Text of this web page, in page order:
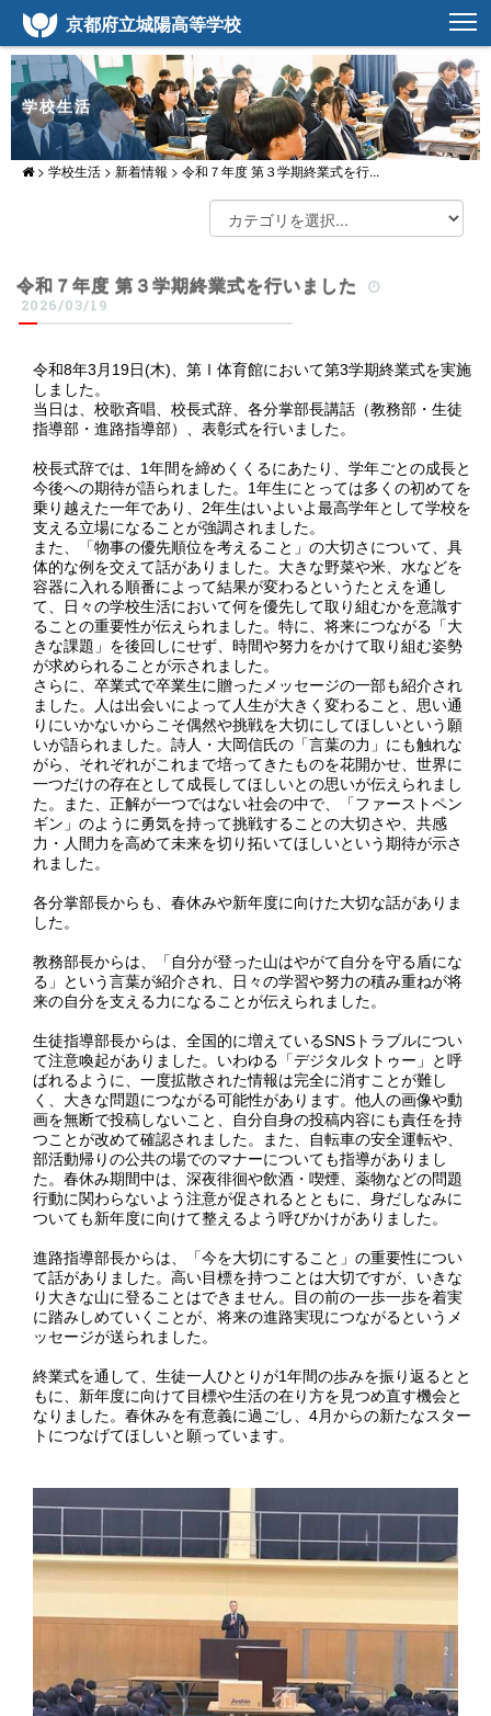
学校生活
> 学校生活 > 新着情報 > 令和７年度 第３学期終業式を行...
令和７年度 第３学期終業式を行いました
2026/03/19
令和8年3月19日(木)、第Ⅰ体育館において第3学期終業式を実施
しました。
当日は、校歌斉唱、校長式辞、各分掌部長講話（教務部・生徒
指導部・進路指導部）、表彰式を行いました。
校長式辞では、1年間を締めくくるにあたり、学年ごとの成長と
今後への期待が語られました。1年生にとっては多くの初めてを
乗り越えた一年であり、2年生はいよいよ最高学年として学校を
支える立場になることが強調されました。
また、「物事の優先順位を考えること」の大切さについて、具
体的な例を交えて話がありました。大きな野菜や米、水などを
容器に入れる順番によって結果が変わるというたとえを通し
て、日々の学校生活において何を優先して取り組むかを意識す
ることの重要性が伝えられました。特に、将来につながる「大
きな課題」を後回しにせず、時間や努力をかけて取り組む姿勢
が求められることが示されました。
さらに、卒業式で卒業生に贈ったメッセージの一部も紹介され
ました。人は出会いによって人生が大きく変わること、思い通
りにいかないからこそ偶然や挑戦を大切にしてほしいという願
いが語られました。詩人・大岡信氏の「言葉の力」にも触れな
がら、それぞれがこれまで培ってきたものを花開かせ、世界に
一つだけの存在として成長してほしいとの思いが伝えられまし
た。また、正解が一つではない社会の中で、「ファーストペン
ギン」のように勇気を持って挑戦することの大切さや、共感
力・人間力を高めて未来を切り拓いてほしいという期待が示さ
れました。
各分掌部長からも、春休みや新年度に向けた大切な話がありま
した。
教務部長からは、「自分が登った山はやがて自分を守る盾にな
る」という言葉が紹介され、日々の学習や努力の積み重ねが将
来の自分を支える力になることが伝えられました。
生徒指導部長からは、全国的に増えているSNSトラブルについ
て注意喚起がありました。いわゆる「デジタルタトゥー」と呼
ばれるように、一度拡散された情報は完全に消すことが難し
く、大きな問題につながる可能性があります。他人の画像や動
画を無断で投稿しないこと、自分自身の投稿内容にも責任を持
つことが改めて確認されました。また、自転車の安全運転や、
部活動帰りの公共の場でのマナーについても指導がありまし
た。春休み期間中は、深夜徘徊や飲酒・喫煙、薬物などの問題
行動に関わらないよう注意が促されるとともに、身だしなみに
ついても新年度に向けて整えるよう呼びかけがありました。
進路指導部長からは、「今を大切にすること」の重要性につい
て話がありました。高い目標を持つことは大切ですが、いきな
り大きな山に登ることはできません。目の前の一歩一歩を着実
に踏みしめていくことが、将来の進路実現につながるというメ
ッセージが送られました。
終業式を通して、生徒一人ひとりが1年間の歩みを振り返るとと
もに、新年度に向けて目標や生活の在り方を見つめ直す機会と
なりました。春休みを有意義に過ごし、4月からの新たなスター
トにつなげてほしいと願っています。
京都府立城陽高等学校